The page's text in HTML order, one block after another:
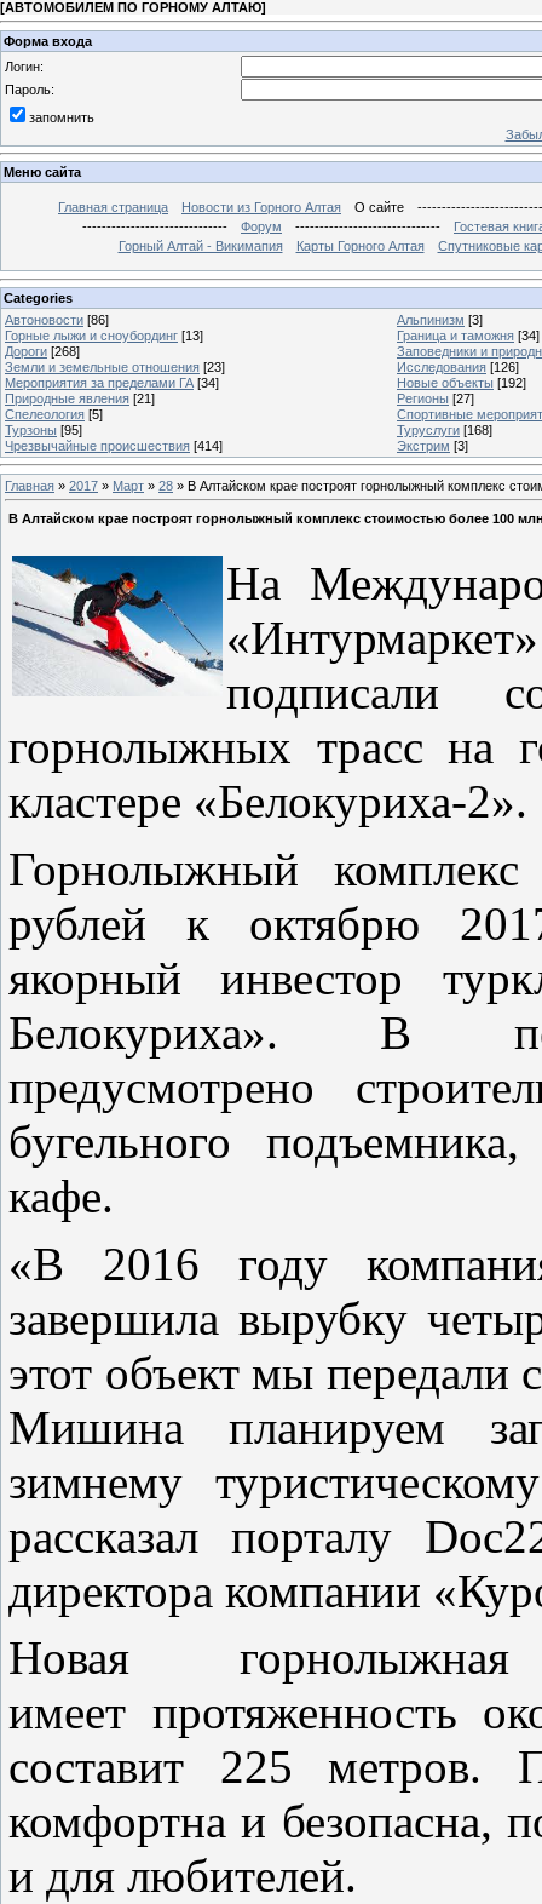
[АВТОМОБИЛЕМ ПО ГОРНОМУ АЛТАЮ]
Форма входа
Логин:
Пароль:
запомнить
Меню сайта
Главная страница Новости из Горного Алтая О сайте
------------------------------
Форум ------------------------------
Гостевая
Горный Алтай - Викимапия
Карты Горного Алтая Спутниковые
Categories
Автоновости [86] Альпинизм [3]
Горные лыжи и сноубординг [13] Граница и таможня [34]
Дороги [268]
Заповедники и
Земли и земельные отношения [23] Исследования [126]
Мероприятия за пределами ГА [34] Новые объекты [192]
Природные явления [21] Регионы [27]
Спелеология [5]
Спортивные
Турзоны [95] Туруслуги [168]
Чрезвычайные происшествия [414] Экстрим [3]
Главная » 2017 » Март » 28 » В Алтайском крае построят горнолыжный комплекс
В Алтайском крае построят горнолыжный комплекс стоимостью более 100
На
подписали
горнолыжных трасс на
кластере «Белокуриха-2».
Горнолыжный
рублей к октябрю
якорный инвестор
Белокуриха». В
предусмотрено
бугельного
кафе.
«В 2016 году
завершила вырубку
этот объект мы передали
Мишина планируем
зимнему
рассказал порталу
директора компании
Новая
имеет протяженность
составит 225 метров.
комфортна и безопасна,
и для любителей.